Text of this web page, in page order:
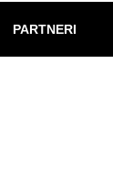
PARTNERI